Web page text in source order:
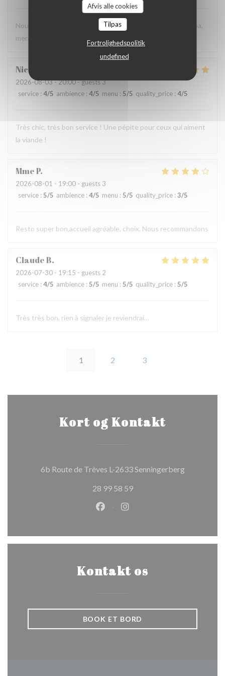
Afvis alle cookies
Tilpas
Fortrolighedspolitik
undefined
Nous avons très bien mangé et le personnel est très sympa,
merci
Nicolas
2026-08-03- 20:00 - guests 3
service : 4/5 ambience : 4/5 menu : 5/5 quality_price : 4/5
Très chic, très bon service ! Une pépite pour ceux qui aiment
la viande !
MmeP
2026-08-01 - 19:00 - guests 3
service : 5/5 ambience : 4/5 menu : 5/5 quality_price : 3/5
Resto super bon,accueil agréable, choix. Nous recommandons
ClaudeB
2026-07-30 - 19:15 - guests 2
service : 4/5 ambience : 5/5 menu : 5/5 quality_price : 5/5
Très très bon, rien à signaler je reviendrai…
1 2 3
Kort og Kontakt
6b Route de Trèves L-2633 Senningerberg((åbner i et
28 99 58 59
Facebook ((åbner i et nyt
Instagram ((åbner i et nyt
Kontakt os
BOOK ET BORD